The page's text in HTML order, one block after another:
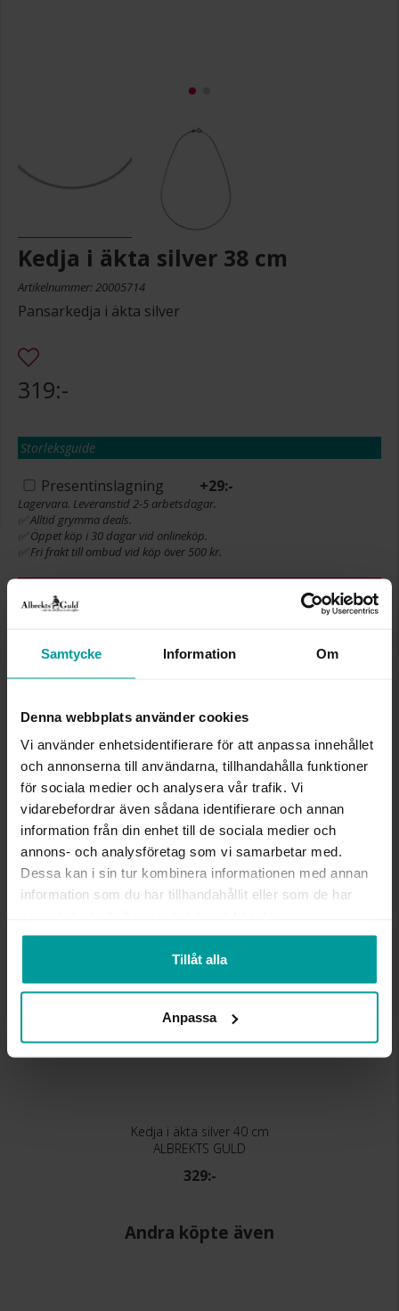
Samtycke Information Om
Denna webbplats använder cookies
Vi använder enhetsidentifierare för att anpassa innehållet
och annonserna till användarna, tillhandahålla funktioner
för sociala medier och analysera vår trafik. Vi
vidarebefordrar även sådana identifierare och annan
information från din enhet till de sociala medier och
annons- och analysföretag som vi samarbetar med.
Dessa kan i sin tur kombinera informationen med annan
information som du har tillhandahållit eller som de har
Tillåt alla
Anpassa
Kedja i äkta silver 38 cm
Artikelnummer: 20005714
Pansarkedja i äkta silver
319:-
Storleksguide
Presentinslagning +29:-
Lagervara. Leveranstid 2-5 arbetsdagar.
✅ Alltid grymma deals.
✅ Öppet köp i 30 dagar vid onlineköp.
✅ Fri frakt till ombud vid köp över 500 kr.
LÄGG I VARUKORGEN
INFO
BREDD CA (MM)
1,80
HÖJD CA (MM)
1,0
LÄNGD CA (CM)
VARUMÄRKE
Albrekts Guld
MATERIAL
Silver
KEDJEMODELL
Curb chain
Liknande produkter
Kedja i äkta silver 40 cm
ALBREKTS GULD
329:-
Andra köpte även